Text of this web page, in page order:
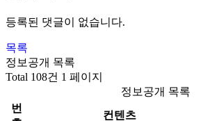
등록된 댓글이 없습니다.
목록
정보공개 목록
Total 108건 1 페이지
정보공개 목록
번
컨텐츠